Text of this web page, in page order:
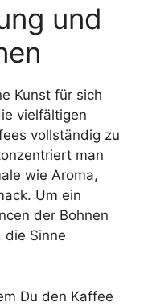
und
Kunst für sich
vielfältigen
vollständig zu
man
wie Aroma,
Um ein
der Bohnen
die Sinne
Du den Kaffee